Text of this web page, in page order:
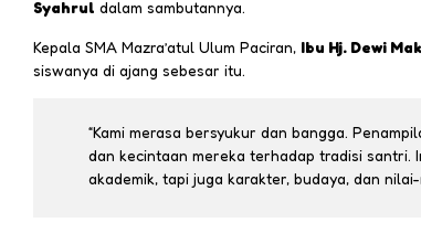
Syahrul dalam sambutannya.
Kepala SMA Mazra’atul Ulum Paciran, Ibu Hj. Dewi
siswanya di ajang sebesar itu.
“Kami merasa bersyukur dan bangga.
dan kecintaan mereka terhadap tradisi santri.
akademik, tapi juga karakter, budaya, dan